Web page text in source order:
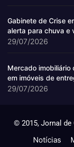
Gabinete de Crise
alerta para chuva e
29/07/2026
Mercado
em imóveis de
29/07/2026
© 2015, Jornal
Notícias